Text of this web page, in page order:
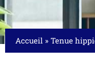
Accueil » Tenue